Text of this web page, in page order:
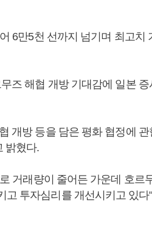
6만5천 선까지 넘기며 최고치
즈 해협 개방 기대감에 일본 증
개방 등을 담은 평화 협정에 관
밝혔다.
거래량이 줄어든 가운데 호르
고 투자심리를 개선시키고 있다